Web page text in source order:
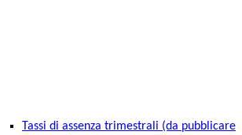
Tassi di assenza trimestrali (da pubblicare